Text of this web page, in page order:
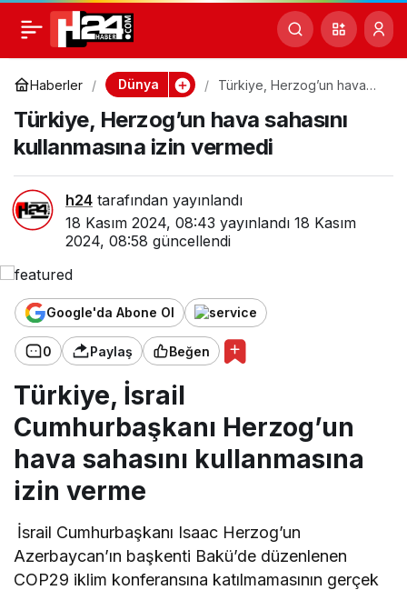
Haberler Dünya
Türkiye, Herzog’un hava
vermedi
Türkiye, Herzog’un hava sahasını
kullanmasına izin vermedi
h24 tarafından yayınlandı
18 Kasım 2024, 08:43 yayınlandı 18 Kasım
2024, 08:58 güncellendi
Google'da Abone Ol
0 Paylaş Beğen
Türkiye, İsrail
Cumhurbaşkanı Herzog’un
hava sahasını kullanmasına
izin verme
İsrail Cumhurbaşkanı Isaac Herzog’un
Azerbaycan’ın başkenti Bakü’de düzenlenen
COP29 iklim konferansına katılmamasının gerçek
Türkiye, Herzog’un hava
sahasını kullanmasına
izin vermedi
0